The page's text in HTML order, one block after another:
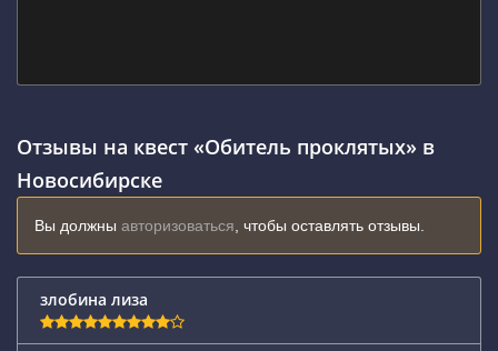
Отзывы на квест «Обитель проклятых» в
Новосибирске
Вы должны авторизоваться , чтобы оставлять отзывы.
злобина лиза